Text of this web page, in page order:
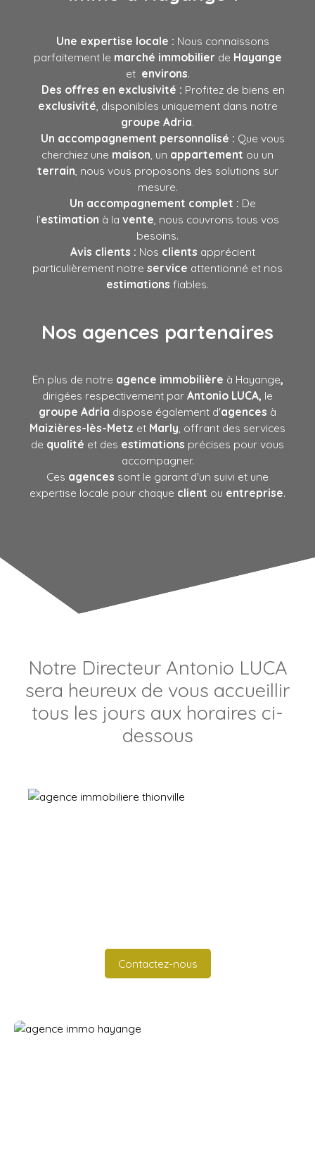
Une expertise locale : Nous connaissons
parfaitement le marché immobilierde Hayange
et environs.
Des offres en exclusivité : Profitez de biens en
exclusivité, disponibles uniquement dans notre
groupe Adria.
Un accompagnement personnalisé : Que vous
cherchiez une maison, un appartement ou un
terrain, nous vous proposons des solutions sur
mesure.
Un accompagnement complet : De
l’estimation à la vente, nous couvrons tous vos
besoins.
Avis clients : Nos clients apprécient
particulièrement notre service attentionné et nos
estimations fiables.
Nos agences partenaires
En plus de notre agence immobilière à Hayange,
dirigées respectivement par Antonio LUCA, le
groupe Adria dispose également d'agences à
Maizières-lès-Metz et Marly, offrant des services
de qualité et des estimations précises pour vous
accompagner.
Ces agences sont le garant d'un suivi et une
expertise locale pour chaque client ou entreprise.
Notre Directeur Antonio LUCA
sera heureux de vous accueillir
tous les jours aux horaires ci-
dessous
Contactez-nous